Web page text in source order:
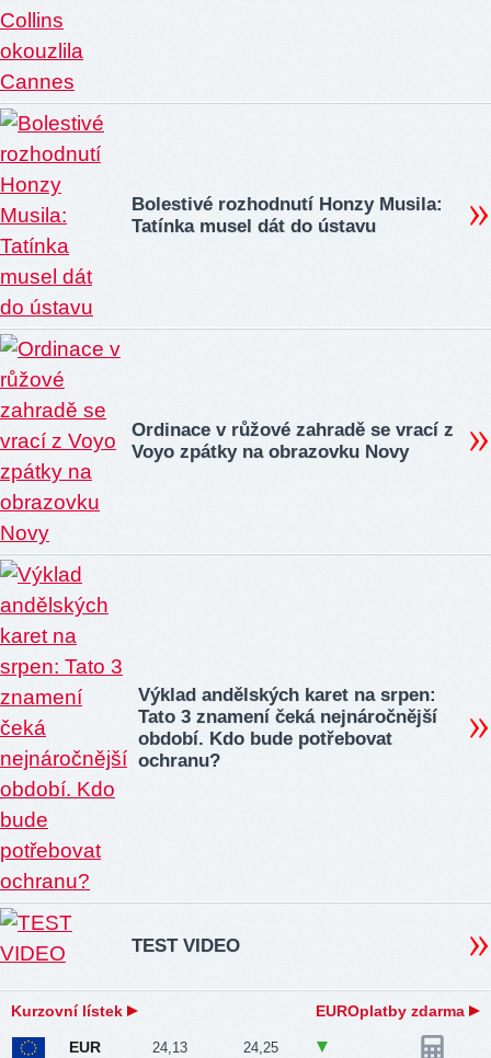
Bolestivé rozhodnutí Honzy Musila:
Tatínka musel dát do ústavu
Ordinace v růžové zahradě se vrací z
Voyo zpátky na obrazovku Novy
Výklad andělských karet na srpen:
Tato 3 znamení čeká nejnáročnější
období. Kdo bude potřebovat
ochranu?
TEST VIDEO
Kurzovní lístek EUROplatby zdarma
EUR 24,13 24,25